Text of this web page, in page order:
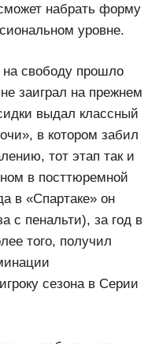
набрать форму
уровне.
свободу прошло
заиграл на прежнем
выдал классный
в котором забил
тот этап так и
в посттюремной
в «Спартаке» он
с пенальти), за год в
того, получил
сезона в Серии